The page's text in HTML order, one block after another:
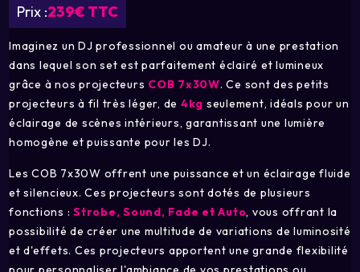
Prix :239€ TTC
Imaginez un DJ professionnel ou amateur à une prestation
dans lequel son set est parfaitement éclairé et lumineux
grâce à nos projecteurs COB 7x30W. Ce sont des petits
projecteurs à fil très léger, de 4kg seulement, idéals pour un
éclairage de scènes intérieurs, garantissant une lumière
homogène et puissante pour les DJ.
Les COB 7x30W offrent une puissance et un éclairage fluide
et silencieux. Ces projecteurs sont dotés de plusieurs
fonctions :Strobe, Sound, Fade et Auto, vous offrant la
possibilité de créer une multitude de variations de luminosité
et d'effets. Ces projecteurs apportent une grande flexibilité